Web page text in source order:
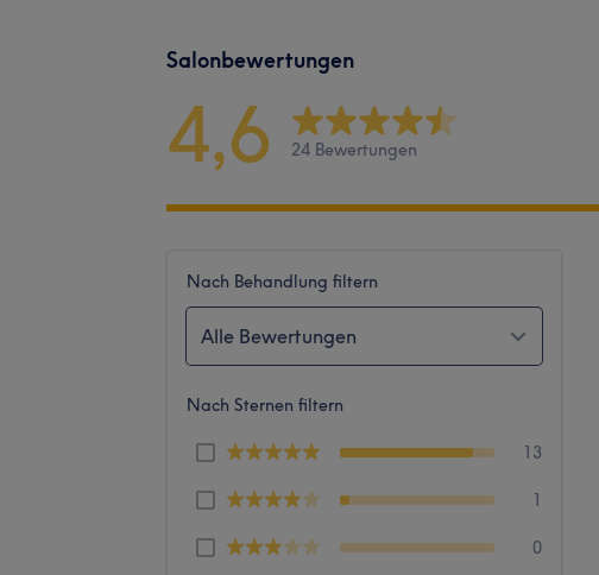
Salonbewertungen
4,6 24 Bewertungen
Nach Behandlung filtern
Alle Bewertungen
Nach Sternen filtern
13
1
0